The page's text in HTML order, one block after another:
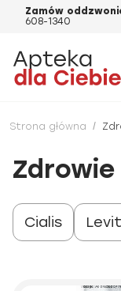
Zamów
608-1340
Strona główna /
Zdrowie
Cialis